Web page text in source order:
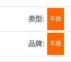
类型: 不限
品牌: 不限